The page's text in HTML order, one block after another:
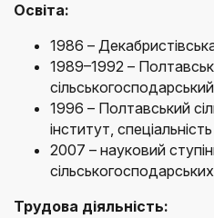
Освіта:
1986 –
1989–1992 –
1996 – Полтавський
інститут,
2007 – науковий
Трудова діяльність: